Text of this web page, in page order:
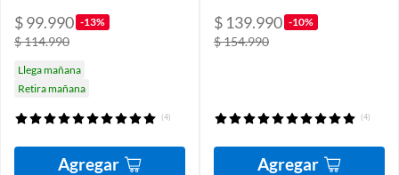
$ 99.990 -13%
$ 114.990
Llega mañana
Retira mañana
(4)
Agregar
$ 139.990 -10%
$ 154.990
(4)
Agregar